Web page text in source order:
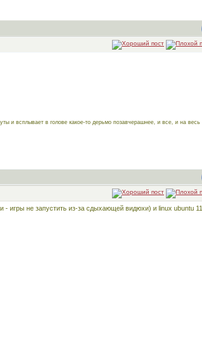
и всплывает в голове какое-то дерьмо позавчерашнее, и все, и на весь
- игры не запустить из-за сдыхающей видюхи) и linux ubuntu 11